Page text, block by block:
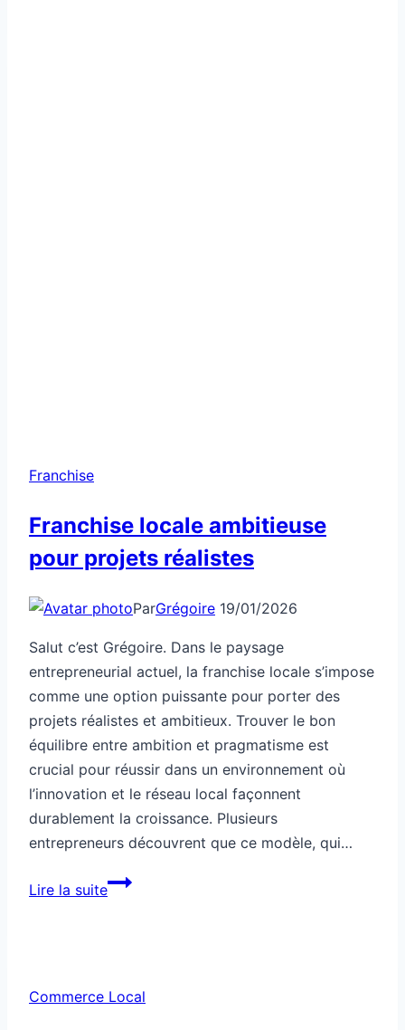
Franchise
Franchise locale ambitieuse
pour projets réalistes
ParGrégoire 19/01/2026
Salut c’est Grégoire. Dans le paysage
entrepreneurial actuel, la franchise locale s’impose
comme une option puissante pour porter des
projets réalistes et ambitieux. Trouver le bon
équilibre entre ambition et pragmatisme est
crucial pour réussir dans un environnement où
l’innovation et le réseau local façonnent
durablement la croissance. Plusieurs
entrepreneurs découvrent que ce modèle, qui…
Lire la suiteFranchise
réalistes
Commerce Local